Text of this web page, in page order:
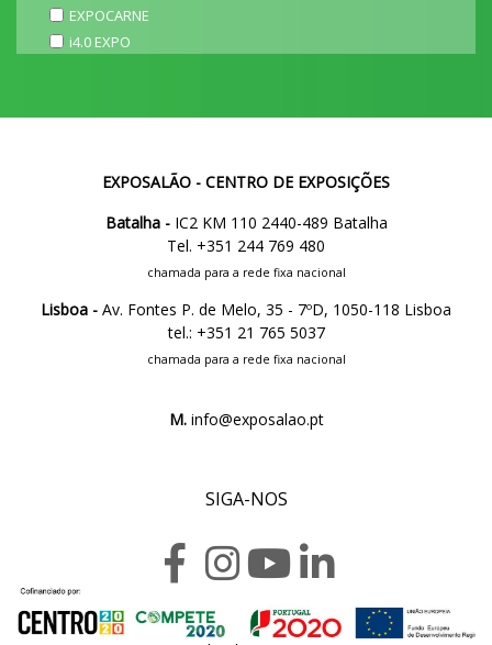
EXPOCARNE
i4.0 EXPO
EXPOSALÃO - CENTRO DE EXPOSIÇÕES
Batalha -IC2 KM 110 2440-489 Batalha
Tel. +351 244 769 480
chamada para a rede fixa nacional
Lisboa - Av. Fontes P. de Melo, 35 - 7ºD, 1050-118 Lisboa
tel.: +351 21 765 5037
chamada para a rede fixa nacional
M.info@exposalao.pt
SIGA-NOS